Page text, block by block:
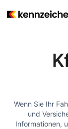
Wenn Sie Ihr
und
Informationen,